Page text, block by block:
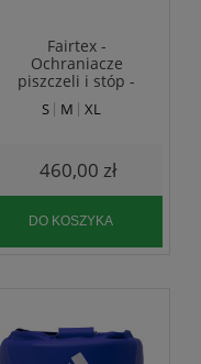
Fairtex -
Ochraniacze
piszczeli i stóp -
nagolenniki
S M XL
460,00 zł
DO KOSZYKA